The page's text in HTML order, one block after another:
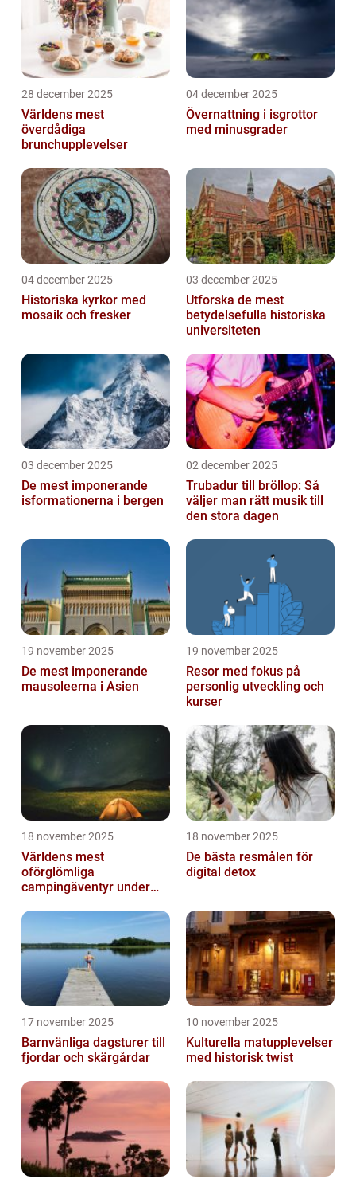
28 december 2025
Världens mest
överdådiga
brunchupplevelser
04 december 2025
Övernattning i isgrottor
med minusgrader
04 december 2025
Historiska kyrkor med
mosaik och fresker
03 december 2025
Utforska de mest
betydelsefulla historiska
universiteten
03 december 2025
De mest imponerande
isformationerna i bergen
02 december 2025
Trubadur till bröllop: Så
väljer man rätt musik till
den stora dagen
19 november 2025
De mest imponerande
mausoleerna i Asien
19 november 2025
Resor med fokus på
personlig utveckling och
kurser
18 november 2025
Världens mest
oförglömliga
campingäventyr under
18 november 2025
De bästa resmålen för
digital detox
17 november 2025
Barnvänliga dagsturer till
fjordar och skärgårdar
10 november 2025
Kulturella matupplevelser
med historisk twist